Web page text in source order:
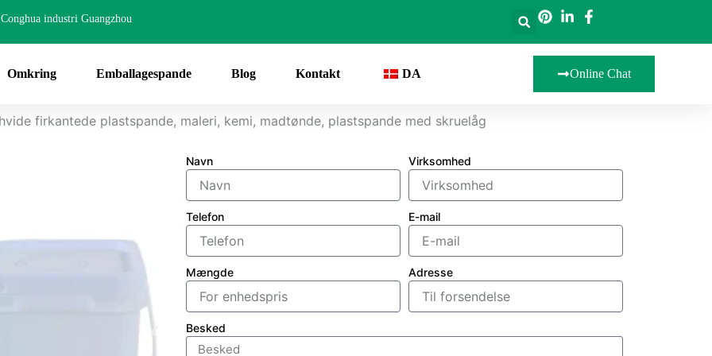
Conghua industri Guangzhou
Omkring Emballagespande Blog Kontakt DA Online Chat
firkantede plastspande, maleri, kemi, madtønde, plastspande med skruelåg
Navn Virksomhed
Telefon E-mail
Mængde Adresse
Besked